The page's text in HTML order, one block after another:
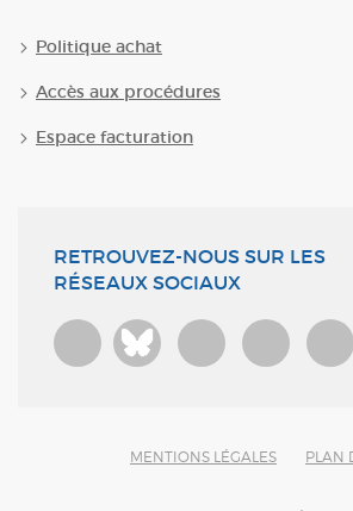
Politique achat
Accès aux procédures
Espace facturation
RETROUVEZ-NOUS SUR LES
RÉSEAUX SOCIAUX
Bluesky
MENTIONS LÉGALES PLAN